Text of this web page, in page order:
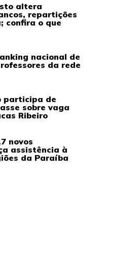
altera
repartições
confira o que
nacional de
da rede
participa de
sobre vaga
Ribeiro
novos
assistência à
da Paraíba